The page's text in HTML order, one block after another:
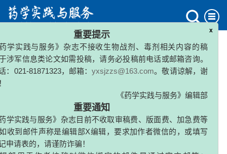
x
学实践与服务》杂志不接收生物战剂、毒剂相关内容的稿
涉军信息类论文如需投稿，请务必投稿前电话或邮箱咨询。
：021-81871323，邮箱：yxsjzzs@163.com。敬请谅解，谢
学实践与服务》杂志目前不收取审稿费、版面费、加急费等
收到邮件声称是编辑部X编辑，要求加作者微信的，或填写
申请表的，请谨防诈骗！
部用于作者校稿时微信绑定的邮件是通过官方邮箱：
1993年 第11卷 第4期
荧光扫描法测定发中微量硒含量
陈重华,于波涛,刘明蓉
1993, (4): 196-298.